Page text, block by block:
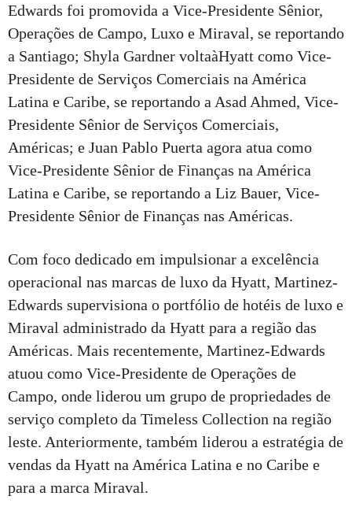
Edwards foi promovida a Vice-Presidente Sênior,
Operações de Campo, Luxo e Miraval, se reportando
a Santiago; Shyla Gardner voltaàHyatt como Vice-
Presidente de Serviços Comerciais na América
Latina e Caribe, se reportando a Asad Ahmed, Vice-
Presidente Sênior de Serviços Comerciais,
Américas; e Juan Pablo Puerta agora atua como
Vice-Presidente Sênior de Finanças na América
Latina e Caribe, se reportando a Liz Bauer, Vice-
Presidente Sênior de Finanças nas Américas.
Com foco dedicado em impulsionar a excelência
operacional nas marcas de luxo da Hyatt, Martinez-
Edwards supervisiona o portfólio de hotéis de luxo e
Miraval administrado da Hyatt para a região das
Américas. Mais recentemente, Martinez-Edwards
atuou como Vice-Presidente de Operações de
Campo, onde liderou um grupo de propriedades de
serviço completo da Timeless Collection na região
leste. Anteriormente, também liderou a estratégia de
vendas da Hyatt na América Latina e no Caribe e
para a marca Miraval.